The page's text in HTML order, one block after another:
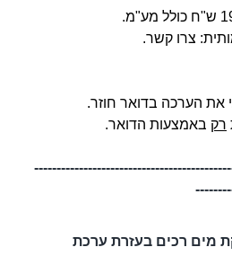
צרו קשר.
את הערכה בדואר חוזר.
רק באמצעות הדואר.
מים רכים בעזרת ערכת